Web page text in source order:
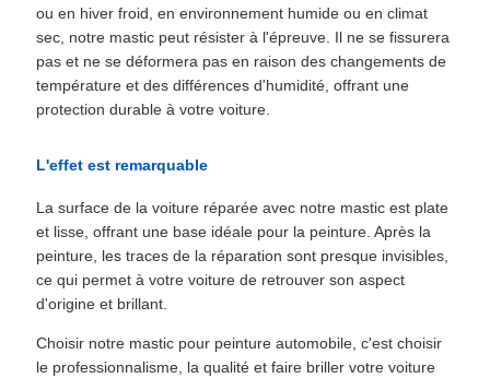
ou en hiver froid, en environnement humide ou en climat
sec, notre mastic peut résister à l'épreuve. Il ne se fissurera
pas et ne se déformera pas en raison des changements de
température et des différences d'humidité, offrant une
protection durable à votre voiture.
L'effet est remarquable
La surface de la voiture réparée avec notre mastic est plate
et lisse, offrant une base idéale pour la peinture. Après la
peinture, les traces de la réparation sont presque invisibles,
ce qui permet à votre voiture de retrouver son aspect
d'origine et brillant.
Choisir notre mastic pour peinture automobile, c'est choisir
le professionnalisme, la qualité et faire briller votre voiture